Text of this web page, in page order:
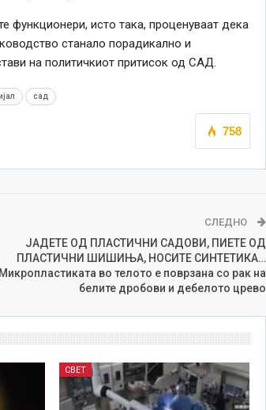
функционери, исто така, проценуваат дека
станало порадикално и
на политичкиот притисок од САД.
сад
758
СЛЕДНО
ЈАДЕТЕ ОД ПЛАСТИЧНИ САДОВИ, ПИЕТЕ ОД
ПЛАСТИЧНИ ШИШИЊА, НОСИТЕ СИНТЕТИКА…
Микропластиката во телото е поврзана со рак на
белите дробови и дебелото црево
СВЕТ